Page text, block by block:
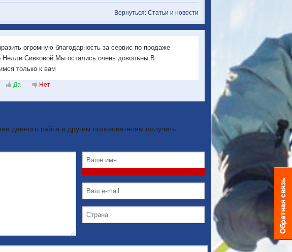
Вернуться: Статьи и новости
огромную благодарность за сервис по продаже
Нелли Сивковой.Мы остались очень довольны.В
только к вам
Да Нет
данного сайта и другим пользователям получить